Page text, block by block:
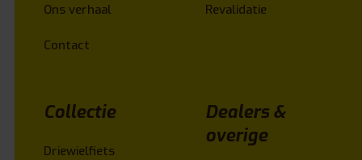
Ons verhaal
Contact
Revalidatie
Collectie
Driewielfiets
Dealers &
overige